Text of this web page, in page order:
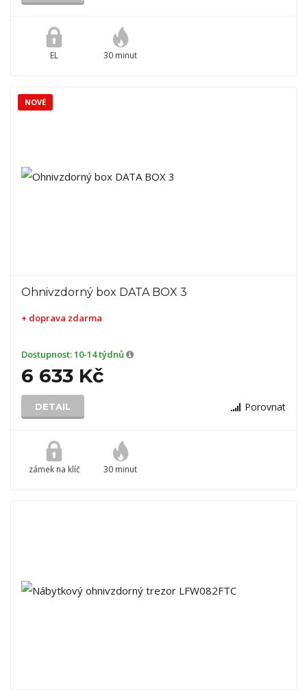
EL 30 minut
Ohnivzdorný box DATA BOX 3
+ doprava zdarma
Dostupnost:10-14 týdnů
6 633 Kč
DETAIL Porovnat
zámek na klíč 30 minut
NOVÉ